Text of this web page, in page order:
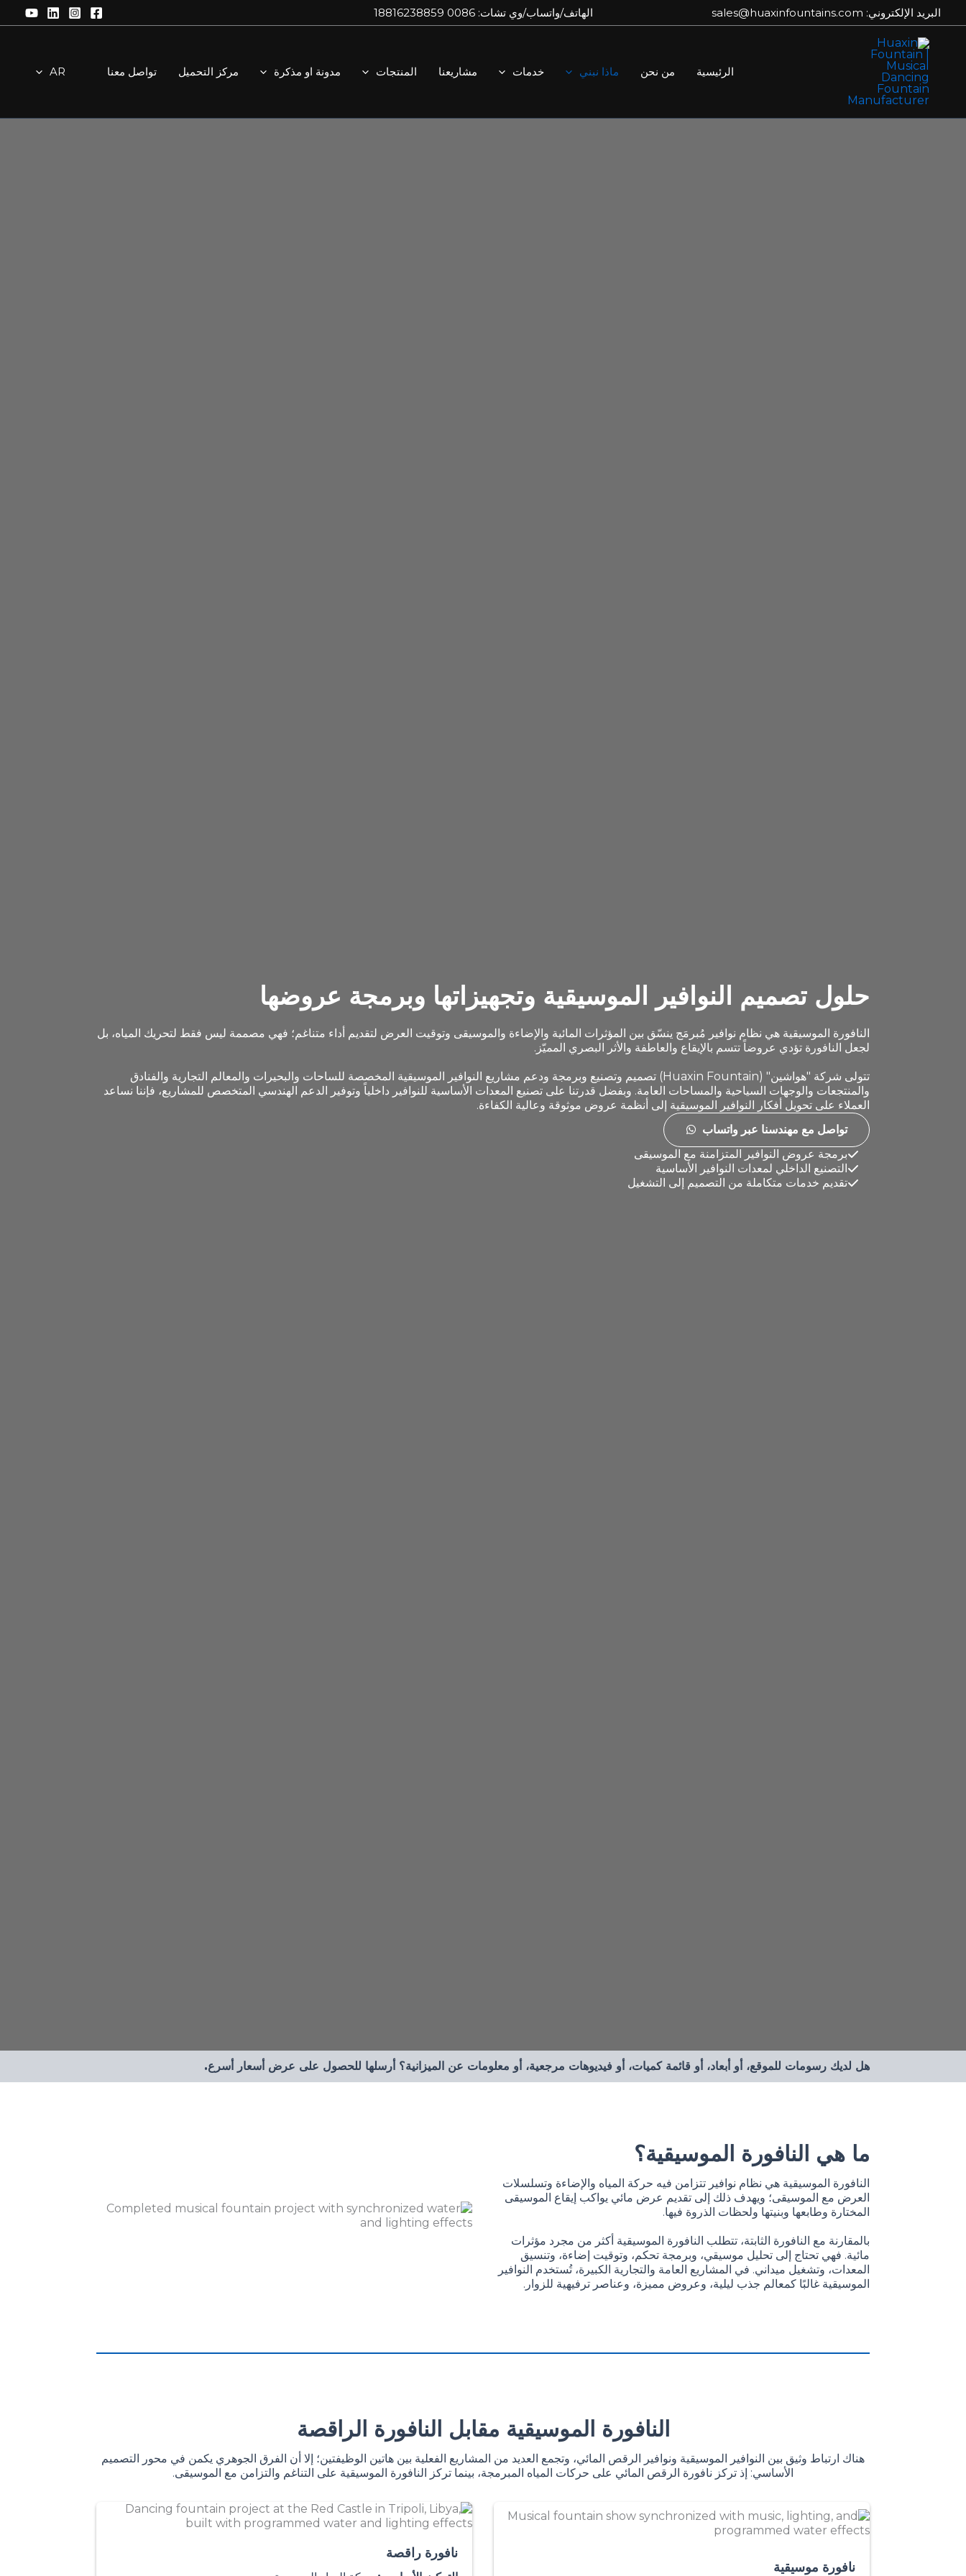
تخطيالبريد الإلكتروني: sales@huaxinfountains.com الهاتف/واتساب/وي تشات: 0086 18816238859
الرئيسية من نحن ماذا نبني خدمات مشاريعنا المنتجات مدونة او مذكرة مركز التحميل تواصل معنا AR
حلول تصميم النوافير الموسيقية وتجهيزاتها وبرمجة عروضها
النافورة الموسيقية هي نظام نوافير مُبرمَج ينسّق بين المؤثرات المائية والإضاءة والموسيقى وتوقيت العرض لتقديم أداء متناغم؛ فهي مصممة ليس فقط لتحريك المياه، بل
لجعل النافورة تؤدي عروضاً تتسم بالإيقاع والعاطفة والأثر البصري المميّز.
تتولى شركة "هواشين" (Huaxin Fountain) تصميم وتصنيع وبرمجة ودعم مشاريع النوافير الموسيقية المخصصة للساحات والبحيرات والمعالم التجارية والفنادق
والمنتجعات والوجهات السياحية والمساحات العامة. وبفضل قدرتنا على تصنيع المعدات الأساسية للنوافير داخلياً وتوفير الدعم الهندسي المتخصص للمشاريع، فإننا نساعد
العملاء على تحويل أفكار النوافير الموسيقية إلى أنظمة عروض موثوقة وعالية الكفاءة.
تواصل مع مهندسنا عبر واتساب
برمجة عروض النوافير المتزامنة مع الموسيقى
التصنيع الداخلي لمعدات النوافير الأساسية
تقديم خدمات متكاملة من التصميم إلى التشغيل
هل لديك رسومات للموقع، أو أبعاد، أو قائمة كميات، أو فيديوهات مرجعية، أو معلومات عن الميزانية؟ أرسلها للحصول على عرض أسعار أسرع.
ما هي النافورة الموسيقية؟
النافورة الموسيقية هي نظام نوافير تتزامن فيه حركة المياه والإضاءة وتسلسلات
العرض مع الموسيقى؛ ويهدف ذلك إلى تقديم عرض مائي يواكب إيقاع الموسيقى
المختارة وطابعها وبنيتها ولحظات الذروة فيها.
بالمقارنة مع النافورة الثابتة، تتطلب النافورة الموسيقية أكثر من مجرد مؤثرات
مائية. فهي تحتاج إلى تحليل موسيقي، وبرمجة تحكم، وتوقيت إضاءة، وتنسيق
المعدات، وتشغيل ميداني. في المشاريع العامة والتجارية الكبيرة، تُستخدم النوافير
الموسيقية غالبًا كمعالم جذب ليلية، وعروض مميزة، وعناصر ترفيهية للزوار.
النافورة الموسيقية مقابل النافورة الراقصة
هناك ارتباط وثيق بين النوافير الموسيقية ونوافير الرقص المائي، وتجمع العديد من المشاريع الفعلية بين هاتين الوظيفتين؛ إلا أن الفرق الجوهري يكمن في محور التصميم
الأساسي: إذ تركز نافورة الرقص المائي على حركات المياه المبرمجة، بينما تركز النافورة الموسيقية على التناغم والتزامن مع الموسيقى.
نافورة موسيقية
نافورة راقصة